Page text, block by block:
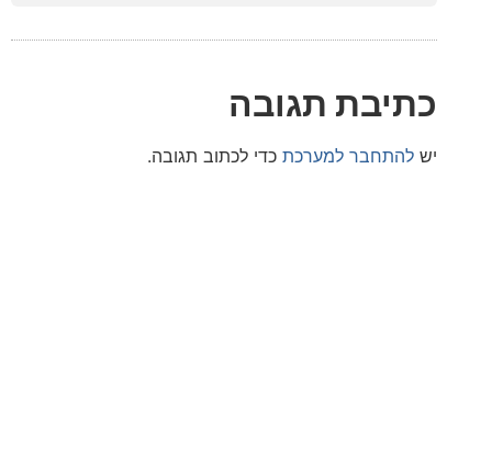
תגובה
למערכתכדי לכתוב תגובה.